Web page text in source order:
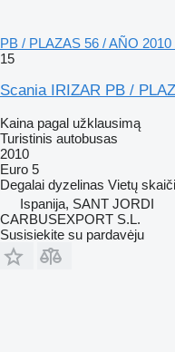
PB / PLAZAS 56 / AÑO
15
Scania IRIZAR PB /
Kaina pagal užklausimą
Turistinis autobusas
2010
Euro 5
Degalai dyzelinas Vietų
Ispanija, SANT JORDI
CARBUSEXPORT S.L.
Susisiekite su pardavėju